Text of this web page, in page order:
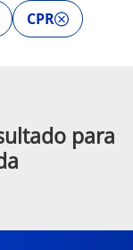
CPR
para